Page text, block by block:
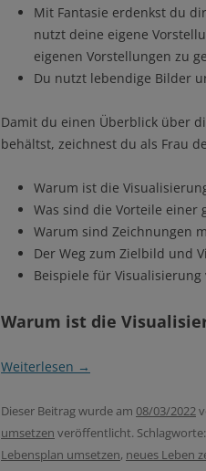
Mit Fantasie erdenkst du
nutzt deine eigene
eigenen Vorstellungen zu
Du nutzt lebendige Bilder
Damit du einen Überblick über
behältst, zeichnest du als Frau
Warum ist die
Was sind die Vorteile einer
Warum sind Zeichnungen
Der Weg zum Zielbild und
Beispiele für
Warum ist die
Weiterlesen →
Dieser Beitrag wurde am 08/03/2022
umsetzen veröffentlicht. Schlagworte:
Lebensplan umsetzen, neues Leben